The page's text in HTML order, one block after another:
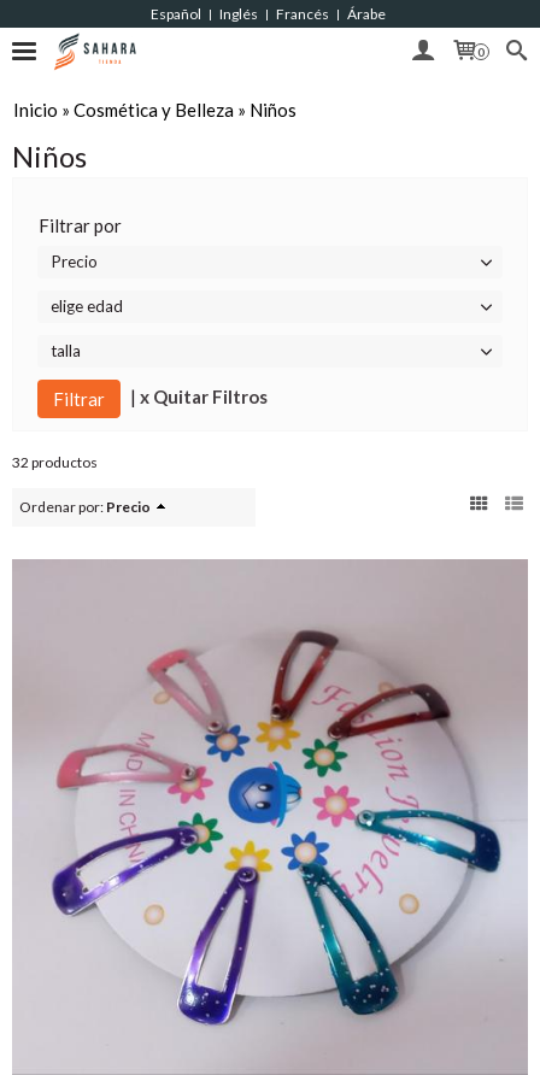
Español | Inglés | Francés | Árabe
0
Inicio » Cosmética y Belleza » Niños
Niños
Filtrar por
Precio
elige edad
talla
| x Quitar Filtros
32 productos
Ordenar por: Precio